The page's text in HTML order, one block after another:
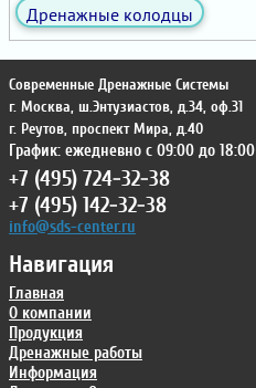
Дренажные колодцы
Навигация
Главная
О компании
Продукция
Дренажные работы
Информация
Современные Дренажные Системы
г. Москва, ш.Энтузиастов, д.34, оф.31
г. Реутов, проспект Мира, д.40
График: ежедневно с 09:00 до 18:00
+7 (495) 724-32-38
+7 (495) 142-32-38
info@sds-center.ru